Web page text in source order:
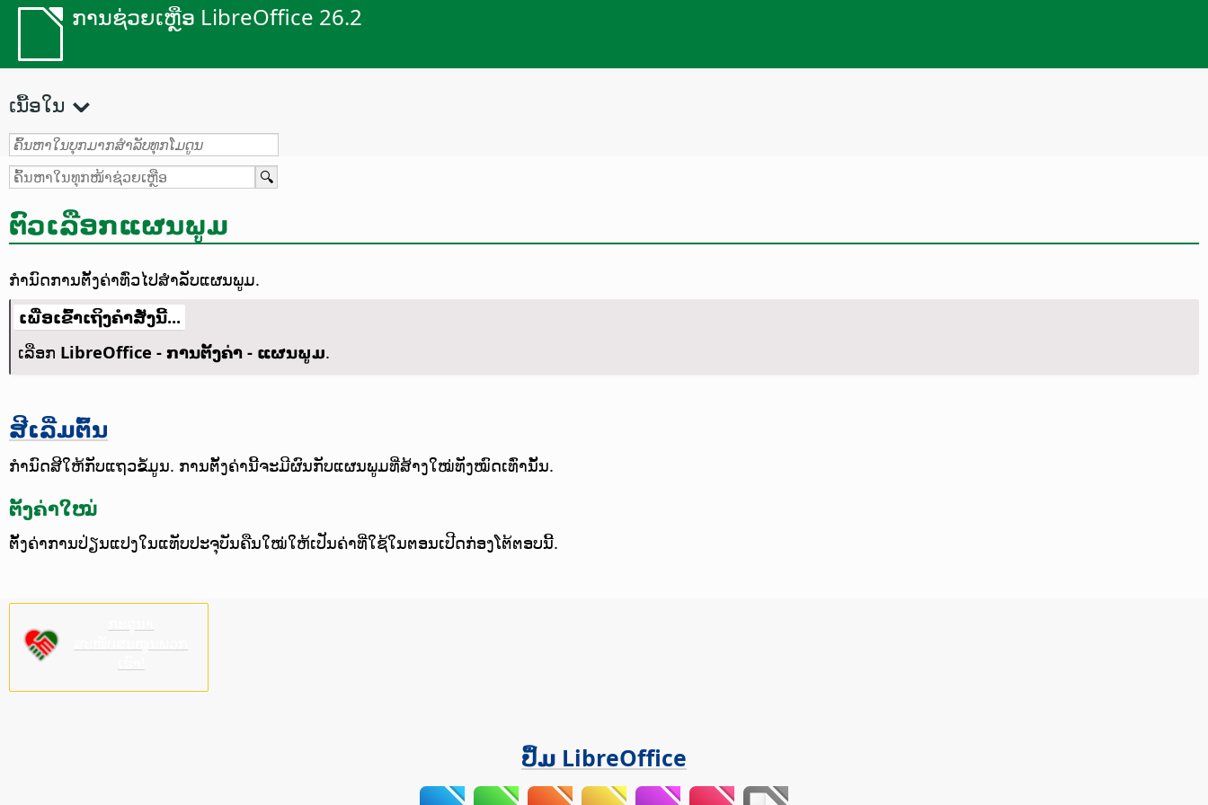
ການຊ່ວຍເຫຼືອ LibreOffice 26.2
ເນື້ອໃນ
ຕົວເລືອກແຜນພູມ
ກໍານົດການຕັ້ງຄ່າທົ່ວໄປສຳລັບແຜນພູມ.
ເພື່ອເຂົ້າເຖິງຄຳສັ່ງນີ້...
ເລືອກ LibreOffice - ການຕັ້ງຄ່າ- ແຜນພູມ.
ສີເລີ່ມຕົ້ນ
ກໍານົດສີໃຫ້ກັບແຖວຂໍ້ມູນ. ການຕັ້ງຄ່ານີ້ຈະມີຜົນກັບແຜນພູມທີ່ສ້າງໃໝ່ທັງໝົດເທົ່ານັ້ນ.
ຕັ້ງຄ່າໃໝ່
ຕັ້ງຄ່າການປ່ຽນແປງໃນແທັບປະຈຸບັນຄືນໃໝ່ໃຫ້ເປັນຄ່າທີ່ໃຊ້ໃນຕອນເປີດກ່ອງໂຕ້ຕອບນີ້.
ປຶ້ມ LibreOffice